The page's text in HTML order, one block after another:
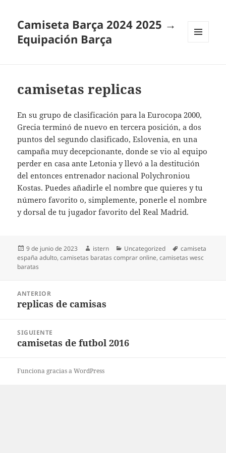
Camiseta Barça 2024 2025 →
Equipación Barça
camisetas replicas
En su grupo de clasificación para la Eurocopa 2000,
Grecia terminó de nuevo en tercera posición, a dos
puntos del segundo clasificado, Eslovenia, en una
campaña muy decepcionante, donde se vio al equipo
perder en casa ante Letonia y llevó a la destitución
del entonces entrenador nacional Polychroniou
Kostas. Puedes añadirle el nombre que quieres y tu
número favorito o, simplemente, ponerle el nombre
y dorsal de tu jugador favorito del Real Madrid.
Publicado
el
9 de junio de 2023 Autor
istern Categorías
Uncategorized Etiquetas
camiseta
españa adulto,camisetas baratas comprar online,camisetas wesc
baratas
entradas
ANTERIOR
Entrada
replicas de camisas
SIGUIENTE
Entrada
camisetas de futbol 2016
Funciona gracias a WordPress